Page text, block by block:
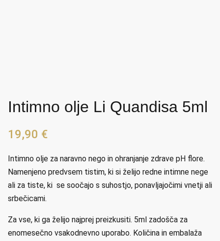
Intimno olje Li Quandisa 5ml
19,90 €
Intimno olje za naravno nego in ohranjanje zdrave pH flore.
Namenjeno predvsem tistim, ki si želijo redne intimne nege
ali za tiste, ki se soočajo s suhostjo, ponavljajočimi vnetji ali
srbečicami.
Za vse, ki ga želijo najprej preizkusiti. 5ml zadošča za
enomesečno vsakodnevno uporabo. Količina in embalaža